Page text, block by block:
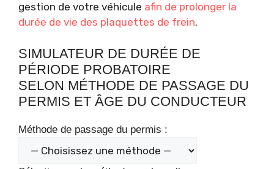
gestion de votre véhicule afin de prolonger la
durée de vie des plaquettes de frein.
SIMULATEUR DE DURÉE DE
PÉRIODE PROBATOIRE
SELON MÉTHODE DE PASSAGE DU
PERMIS ET ÂGE DU CONDUCTEUR
Méthode de passage du permis :